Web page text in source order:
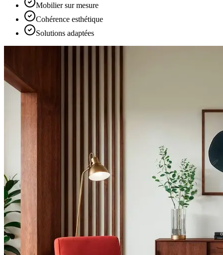
Mobilier sur mesure
Cohérence esthétique
Solutions adaptées